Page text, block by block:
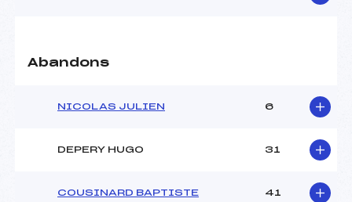
Abandons
NICOLAS JULIEN 6
DEPERY HUGO 31
COUSINARD BAPTISTE 41